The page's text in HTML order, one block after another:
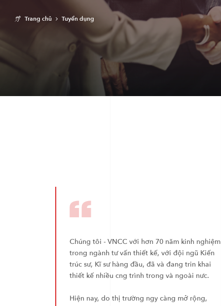
Trang chủ Tuyển dụng
Chúng tôi - VNCC với hơn 70 năm kinh nghiệm
trong ngành tư vấn thiết kế, với đội ngũ Kiến
trúc sư, Kĩ sư hàng đầu, đã và đang trin khai
thiết kế nhiều cng trình trong và ngoài nưc.
Hiện nay, do thị trường ngy càng mở rộng,